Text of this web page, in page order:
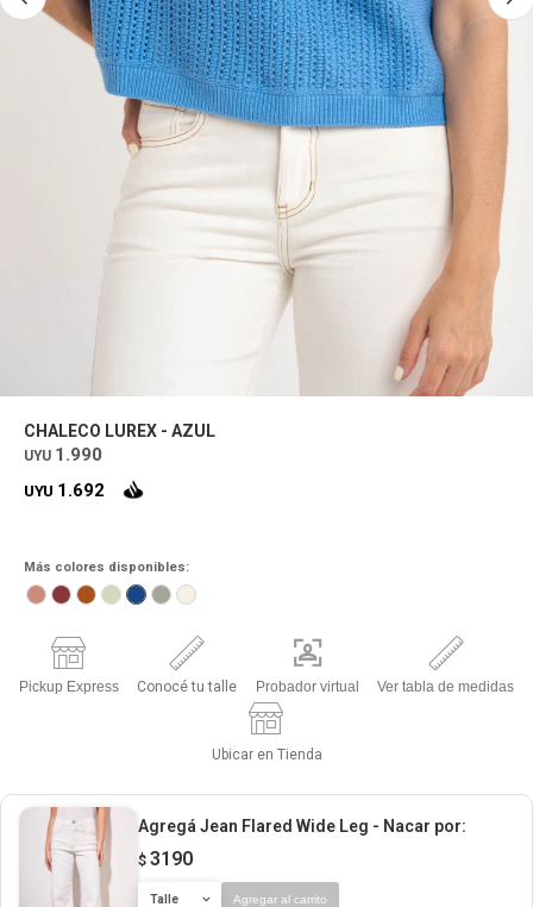
CHALECO LUREX - AZUL
UYU 1.990
UYU 1.692
Más colores disponibles:
Pickup Express Conocé tu talle Probador virtual Ver tabla de medidas
Ubicar en Tienda
Agregá Jean Flared Wide Leg - Nacar por:
$ 3190
Talle Agregar al carrito